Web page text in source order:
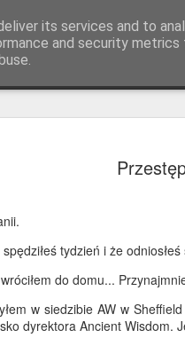
tydzień i że
do domu...
w siedzibie AW w
dyrektora Ancient Wisdom.
its services and to
and security